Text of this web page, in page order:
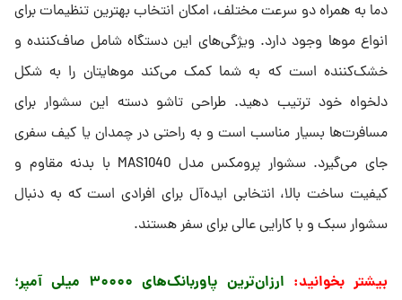
دما به همراه دو سرعت مختلف، امکان انتخاب بهترین تنظیمات برای
انواع موها وجود دارد. ویژگی‌های این دستگاه شامل صاف‌کننده و
خشک‌کننده است که به شما کمک می‌کند موهایتان را به شکل
دلخواه خود ترتیب دهید. طراحی تاشو دسته این سشوار برای
مسافرت‌ها بسیار مناسب است و به راحتی در چمدان یا کیف سفری
جای می‌گیرد. سشوار پرومکس مدل MAS1040 با بدنه مقاوم و
کیفیت ساخت بالا، انتخابی ایده‌آل برای افرادی است که به دنبال
سشوار سبک و با کارایی عالی برای سفر هستند.
بیشتر بخوانید:
ارزان‌ترین پاوربانک‌های ۳۰۰۰۰ میلی آمپر؛